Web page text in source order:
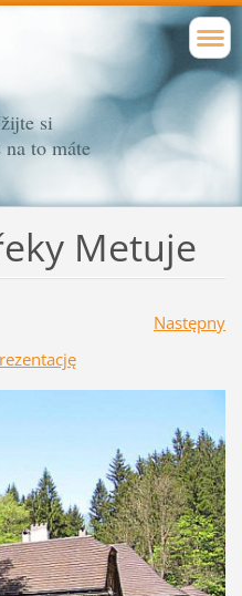
si
to máte
Metuje
Następny